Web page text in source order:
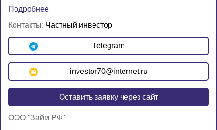
Подробнее
Контакты: Частный инвестор
Telegram
investor70@internet.ru
Оставить заявку через сайт
ООО "Займ РФ"